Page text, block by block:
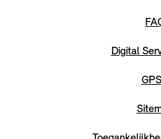
Digital